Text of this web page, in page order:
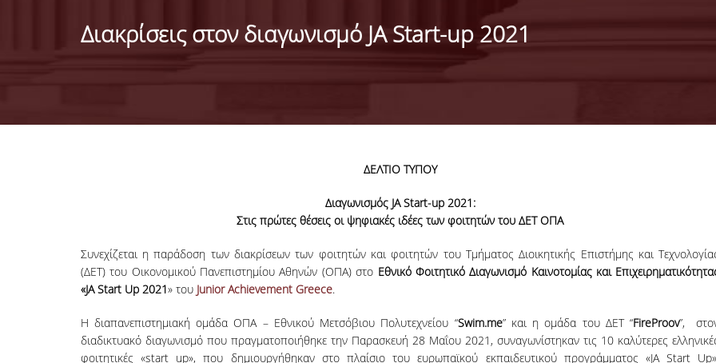
Διακρίσεις στον διαγωνισμό JA Start-up 2021
ΔΕΛΤΙΟ ΤΥΠΟΥ
Διαγωνισμός JA Start-up2021:
Στις πρώτες θέσεις οι ψηφιακές ιδέες των φοιτητών του ΔΕΤ ΟΠΑ
Συνεχίζεται η παράδοση των διακρίσεων των φοιτητών και φοιτητών του Τμήματος Διοικητικής Επιστήμης και
(ΔΕΤ) του Οικονομικού Πανεπιστημίου Αθηνών (ΟΠΑ) στο Εθνικό Φοιτητικό Διαγωνισμό Καινοτομίας και
«JA Start Up 2021» του Junior Achievement Greece.
Η διαπανεπιστημιακή ομάδα ΟΠΑ – Εθνικού Μετσόβιου Πολυτεχνείου “Swim.me” και η ομάδα του ΔΕΤ “FireProov”,
διαδικτυακό διαγωνισμό που πραγματοποιήθηκε την Παρασκευή 28 Μαΐου 2021, συναγωνίστηκαν τις 10 καλύτερες
φοιτητικές «start up», που δημιουργήθηκαν στο πλαίσιο του ευρωπαϊκού εκπαιδευτικού προγράμματος «JA Start
Sustainable
Development
More